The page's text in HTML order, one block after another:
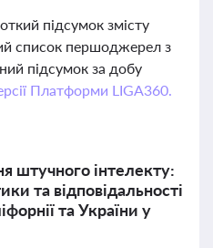
підсумок змісту
список першоджерел з
підсумок за добу
Платформи LIGA360.
штучного інтелекту:
та відповідальності
та України у